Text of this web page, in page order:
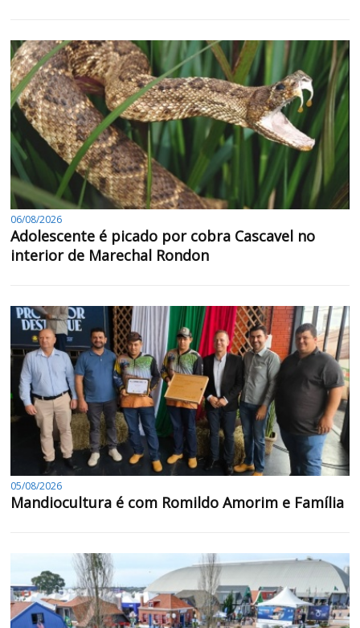
06/08/2026
Adolescente é picado por cobra Cascavel no
interior de Marechal Rondon
05/08/2026
Mandiocultura é com Romildo Amorim e Família